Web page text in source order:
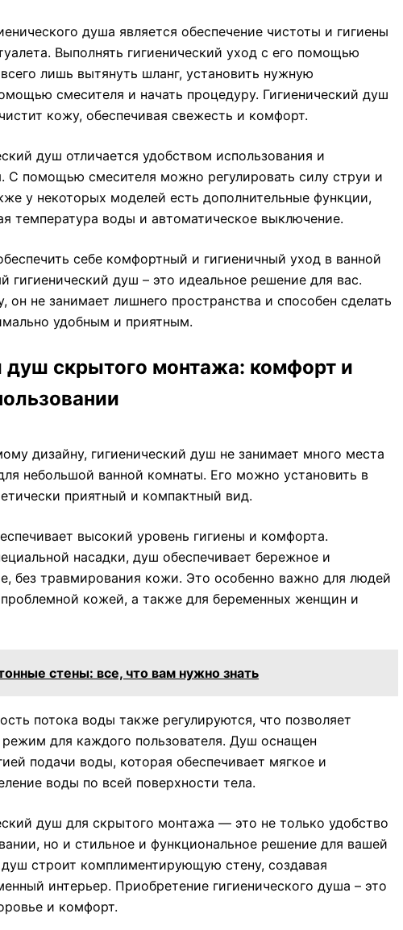
душа является обеспечение чистоты и гигиены
Выполнять гигиенический уход с его помощью
лишь вытянуть шланг, установить нужную
смесителя и начать процедуру. Гигиенический душ
кожу, обеспечивая свежесть и комфорт.
душ отличается удобством использования и
С помощью смесителя можно регулировать силу струи и
у некоторых моделей есть дополнительные функции,
температура воды и автоматическое выключение.
себе комфортный и гигиеничный уход в ванной
гигиенический душ – это идеальное решение для вас.
он не занимает лишнего пространства и способен сделать
удобным и приятным.
душ скрытого монтажа: комфорт и
дизайну, гигиенический душ не занимает много места
небольшой ванной комнаты. Его можно установить в
приятный и компактный вид.
высокий уровень гигиены и комфорта.
насадки, душ обеспечивает бережное и
без травмирования кожи. Это особенно важно для людей
проблемной кожей, а также для беременных женщин и
стены: все, что вам нужно знать
потока воды также регулируются, что позволяет
для каждого пользователя. Душ оснащен
подачи воды, которая обеспечивает мягкое и
воды по всей поверхности тела.
душ для скрытого монтажа — это не только удобство
но и стильное и функциональное решение для вашей
строит комплиментирующую стену, создавая
интерьер. Приобретение гигиенического душа – это
и комфорт.